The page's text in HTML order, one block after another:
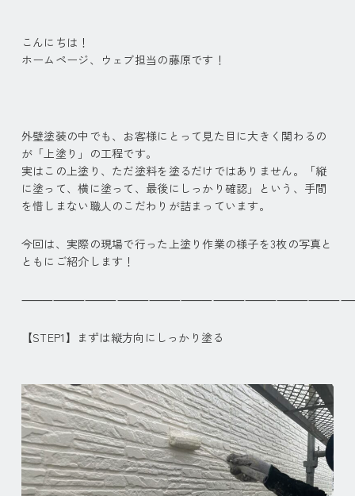
こんにちは！
ホームページ、ウェブ担当の藤原です！
外壁塗装の中でも、お客様にとって見た目に大きく関わるの
が「上塗り」の工程です。
実はこの上塗り、ただ塗料を塗るだけではありません。「縦
に塗って、横に塗って、最後にしっかり確認」という、手間
を惜しまない職人のこだわりが詰まっています。
今回は、実際の現場で行った上塗り作業の様子を3枚の写真と
ともにご紹介します！
【STEP1】まずは縦方向にしっかり塗る